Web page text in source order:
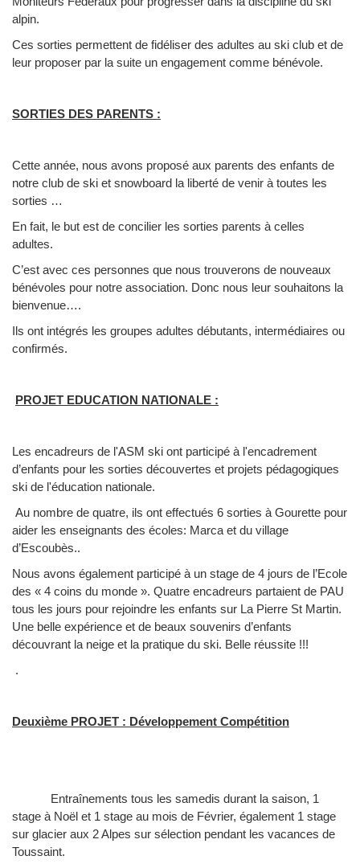
alpin.
Ces sorties permettent de fidéliser des adultes au ski club et de
leur proposer par la suite un engagement comme bénévole.
SORTIES DES PARENTS :
Cette année, nous avons proposé aux parents des enfants de
notre club de ski et snowboard la liberté de venir à toutes les
sorties …
En fait, le but est de concilier les sorties parents à celles
adultes.
C’est avec ces personnes que nous trouverons de nouveaux
bénévoles pour notre association. Donc nous leur souhaitons la
bienvenue….
Ils ont intégrés les groupes adultes débutants, intermédiaires ou
confirmés.
PROJET EDUCATION NATIONALE :
Les encadreurs de l'ASM ski ont participé à l'encadrement
d’enfants pour les sorties découvertes et projets pédagogiques
ski de l'éducation nationale.
Au nombre de quatre, ils ont effectués 6 sorties à Gourette pour
aider les enseignants des écoles: Marca et du village
d’Escoubès..
Nous avons également participé à un stage de 4 jours de l’Ecole
des « 4 coins du monde ». Quatre encadreurs partaient de PAU
tous les jours pour rejoindre les enfants sur La Pierre St Martin.
Une belle expérience et de beaux souvenirs d’enfants
découvrant la neige et la pratique du ski. Belle réussite !!!
.
Deuxième PROJET : Développement Compétition
Entraînements tous les samedis durant la saison, 1
stage à Noël et 1 stage au mois de Février, également 1 stage
sur glacier aux 2 Alpes sur sélection pendant les vacances de
Toussaint.